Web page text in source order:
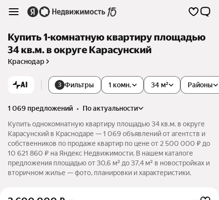
Купить 1-комнатную квартиру площадью
34 кв.м. в округе Карасунский
Краснодар
AI 3 Фильтры 1 комн. 34 м² Районы
1 069 предложений •
по актуальности
Купить однокомнатную квартиру площадью 34 кв.м. в округе
Карасунский в Краснодаре — 1 069 объявлений от агентств и
собственников по продаже квартир по цене от 2 500 000 ₽ до
10 621 860 ₽ на Яндекс Недвижимости. В нашем каталоге
предложения площадью от 30,6 м² до 37,4 м² в новостройках и
вторичном жилье — фото, планировки и характеристики.